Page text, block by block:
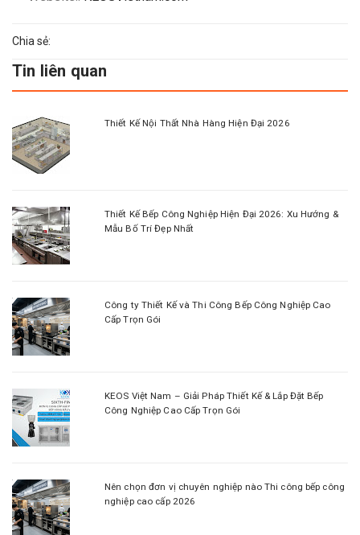
Chia sẻ:
Tin liên quan
Thiết Kế Nội Thất Nhà Hàng Hiện Đại 2026
Thiết Kế Bếp Công Nghiệp Hiện Đại 2026: Xu Hướng &
Mẫu Bố Trí Đẹp Nhất
Công ty Thiết Kế và Thi Công Bếp Công Nghiệp Cao
Cấp Trọn Gói
KEOS Việt Nam – Giải Pháp Thiết Kế & Lắp Đặt Bếp
Công Nghiệp Cao Cấp Trọn Gói
Nên chọn đơn vị chuyên nghiệp nào Thi công bếp công
nghiệp cao cấp 2026